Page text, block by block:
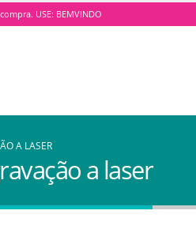
USE: BEMVINDO
A LASER
a laser